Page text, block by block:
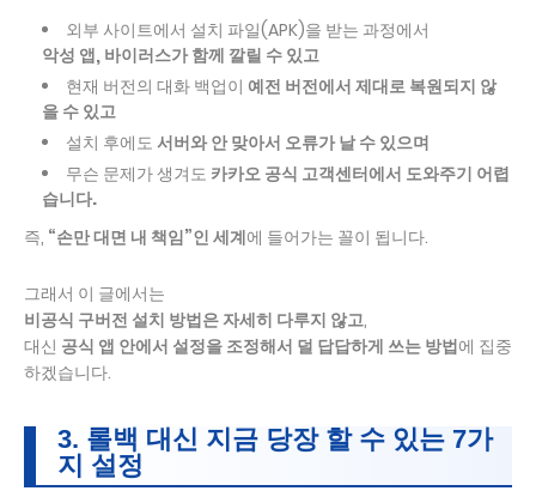
외부 사이트에서 설치 파일(APK)을 받는 과정에서
악성 앱, 바이러스가 함께 깔릴 수 있고
현재 버전의 대화 백업이 예전 버전에서 제대로 복원되지 않
을 수 있고
설치 후에도 서버와 안 맞아서 오류가 날 수 있으며
무슨 문제가 생겨도 카카오 공식 고객센터에서 도와주기 어렵
습니다.
즉, “손만 대면 내 책임”인 세계에 들어가는 꼴이 됩니다.
그래서 이 글에서는
비공식 구버전 설치 방법은 자세히 다루지 않고,
대신 공식 앱 안에서 설정을 조정해서 덜 답답하게 쓰는 방법에 집중
하겠습니다.
3. 롤백 대신 지금 당장 할 수 있는 7가
지 설정